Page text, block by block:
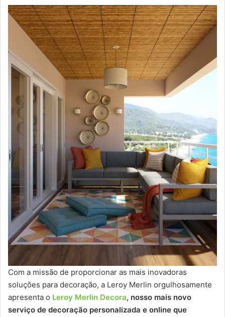
Com a missão de proporcionar as mais inovadoras
soluções para decoração, a Leroy Merlin orgulhosamente
apresenta o Leroy Merlin Decora, nosso mais novo
serviço de decoração personalizada e online que